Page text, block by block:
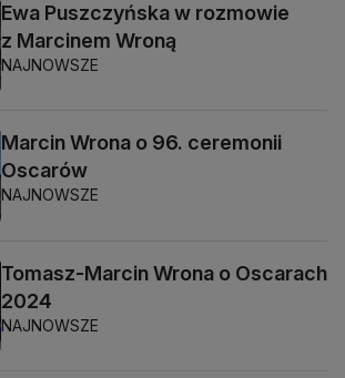
Ewa Puszczyńska w rozmowie
z Marcinem Wroną
NAJNOWSZE
Marcin Wrona o 96. ceremonii
Oscarów
NAJNOWSZE
Tomasz-Marcin Wrona o Oscarach
2024
NAJNOWSZE